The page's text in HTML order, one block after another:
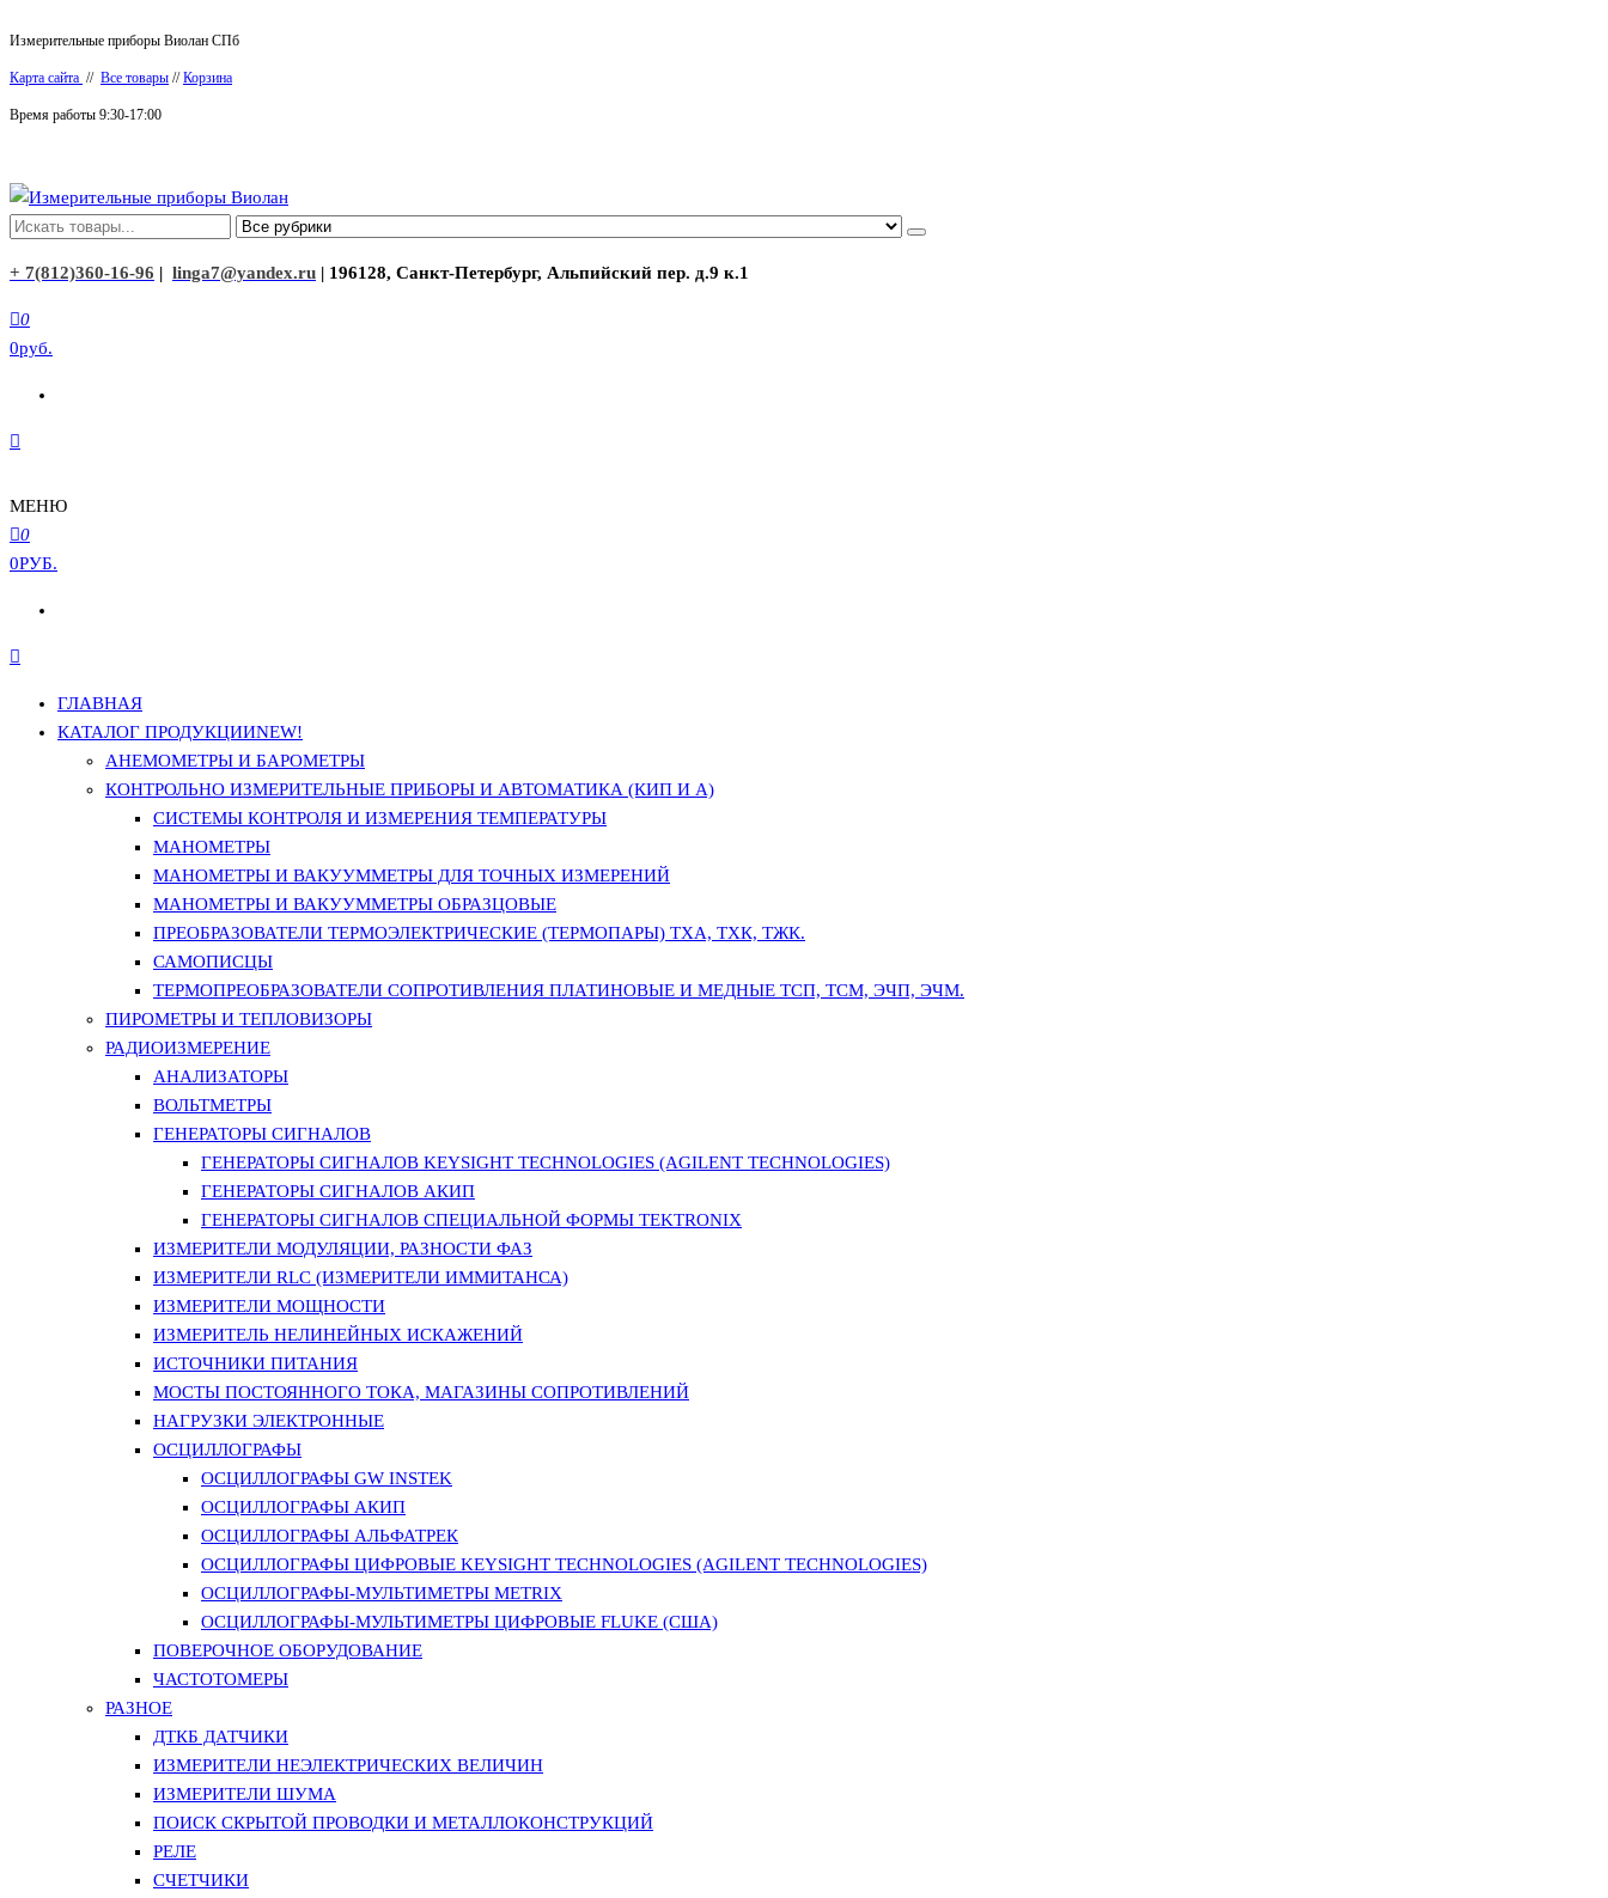
к
содержимому
Измерительные приборы Виолан СПб
Карта сайта // Все товары //Корзина
Время работы 9:30-17:00
Измерительные приборы Виолан
+ 7(812)360-16-96 | linga7@yandex.ru | 196128, Санкт-Петербург, Альпийский пер. д.9 к.1
0
0руб.
МЕНЮ
0
0РУБ.
ГЛАВНАЯ
КАТАЛОГ ПРОДУКЦИИNEW!
АНЕМОМЕТРЫ И БАРОМЕТРЫ
КОНТРОЛЬНО ИЗМЕРИТЕЛЬНЫЕ ПРИБОРЫ И АВТОМАТИКА (КИП И А)
СИСТЕМЫ КОНТРОЛЯ И ИЗМЕРЕНИЯ ТЕМПЕРАТУРЫ
МАНОМЕТРЫ
МАНОМЕТРЫ И ВАКУУММЕТРЫ ДЛЯ ТОЧНЫХ ИЗМЕРЕНИЙ
МАНОМЕТРЫ И ВАКУУММЕТРЫ ОБРАЗЦОВЫЕ
ПРЕОБРАЗОВАТЕЛИ ТЕРМОЭЛЕКТРИЧЕСКИЕ (ТЕРМОПАРЫ) ТХА, ТХК, ТЖК.
САМОПИСЦЫ
ТЕРМОПРЕОБРАЗОВАТЕЛИ СОПРОТИВЛЕНИЯ ПЛАТИНОВЫЕ И МЕДНЫЕ ТСП, ТСМ, ЭЧП, ЭЧМ.
ПИРОМЕТРЫ И ТЕПЛОВИЗОРЫ
РАДИОИЗМЕРЕНИЕ
АНАЛИЗАТОРЫ
ВОЛЬТМЕТРЫ
ГЕНЕРАТОРЫ СИГНАЛОВ
ГЕНЕРАТОРЫ СИГНАЛОВ KEYSIGHT TECHNOLOGIES (AGILENT TECHNOLOGIES)
ГЕНЕРАТОРЫ СИГНАЛОВ АКИП
ГЕНЕРАТОРЫ СИГНАЛОВ СПЕЦИАЛЬНОЙ ФОРМЫ TEKTRONIX
ИЗМЕРИТЕЛИ МОДУЛЯЦИИ, РАЗНОСТИ ФАЗ
ИЗМЕРИТЕЛИ RLC (ИЗМЕРИТЕЛИ ИММИТАНСА)
ИЗМЕРИТЕЛИ МОЩНОСТИ
ИЗМЕРИТЕЛЬ НЕЛИНЕЙНЫХ ИСКАЖЕНИЙ
ИСТОЧНИКИ ПИТАНИЯ
МОСТЫ ПОСТОЯННОГО ТОКА, МАГАЗИНЫ СОПРОТИВЛЕНИЙ
НАГРУЗКИ ЭЛЕКТРОННЫЕ
ОСЦИЛЛОГРАФЫ
ОСЦИЛЛОГРАФЫ GW INSTEK
ОСЦИЛЛОГРАФЫ АКИП
ОСЦИЛЛОГРАФЫ АЛЬФАТРЕК
ОСЦИЛЛОГРАФЫ ЦИФРОВЫЕ KEYSIGHT TECHNOLOGIES (AGILENT TECHNOLOGIES)
ОСЦИЛЛОГРАФЫ-МУЛЬТИМЕТРЫ METRIX
ОСЦИЛЛОГРАФЫ-МУЛЬТИМЕТРЫ ЦИФРОВЫЕ FLUKE (США)
ПОВЕРОЧНОЕ ОБОРУДОВАНИЕ
ЧАСТОТОМЕРЫ
РАЗНОЕ
ДТКБ ДАТЧИКИ
ИЗМЕРИТЕЛИ НЕЭЛЕКТРИЧЕСКИХ ВЕЛИЧИН
ИЗМЕРИТЕЛИ ШУМА
ПОИСК СКРЫТОЙ ПРОВОДКИ И МЕТАЛЛОКОНСТРУКЦИЙ
РЕЛЕ
СЧЕТЧИКИ